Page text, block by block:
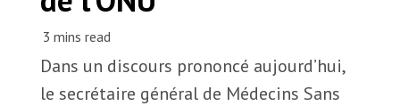
MSF l'entrepôt. Un cadeau qui en dit long.
Nous recrutons : Logisticien ou logisticienne
technique
Geneva, 2024. © MSF
Dans un discours prononcé aujourd’hui,
le secrétaire général de Médecins Sans